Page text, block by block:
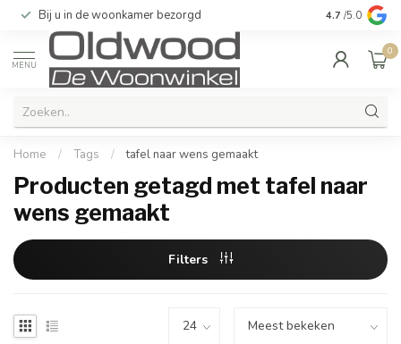
Bij u in de woonkamer bezorgd Kwaliteit &
4.7 /5.0
MENU
0
Home / Tags / tafel naar wens gemaakt
Producten getagd met tafel naar
wens gemaakt
Filters